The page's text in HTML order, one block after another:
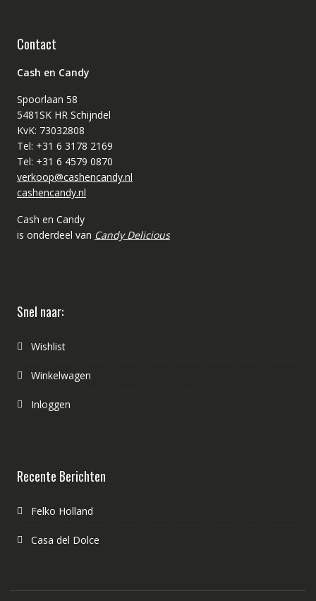
Contact
Cash en Candy
Spoorlaan 58
5481SK HR Schijndel
KvK: 73032808
Tel: +31 6 3178 2169
Tel: +31 6 4579 0870
verkoop@cashencandy.nl
cashencandy.nl
Cash en Candy
is onderdeel van Candy Delicious
Snel naar:
Wishlist
Winkelwagen
Inloggen
Recente Berichten
Felko Holland
Casa del Dolce